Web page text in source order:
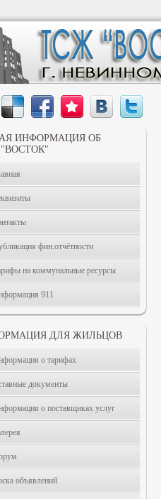
ИНФОРМАЦИЯ ОБ
фин.отчётности
на коммунальные ресурсы
911
ДЛЯ ЖИЛЬЦОВ
о тарифах
документы
о поставщиках услуг
объявлений